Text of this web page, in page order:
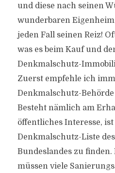
und diese nach seinen
wunderbaren
jeden Fall seinen Reiz!
was es beim Kauf und
Denkmalschutz-
Zuerst empfehle ich
Denkmalschutz-
Besteht nämlich am
öffentliches Interesse,
Denkmalschutz-Liste
Bundeslandes zu finden.
müssen viele